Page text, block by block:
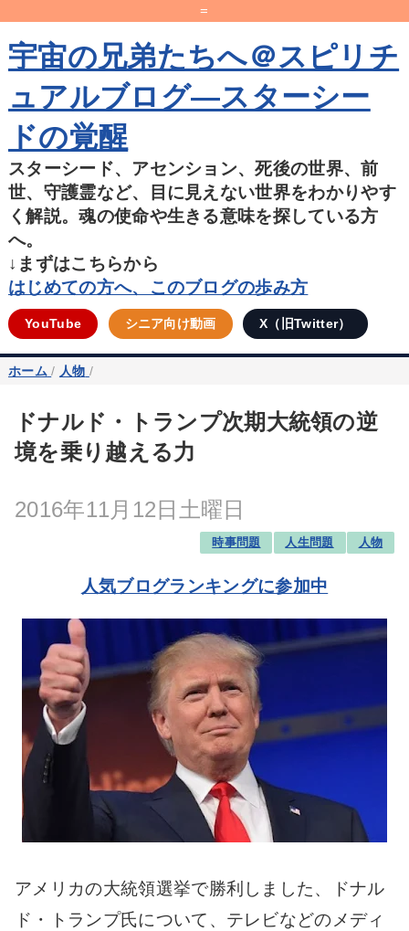
=
宇宙の兄弟たちへ＠スピリチ
ュアルブログ―スターシー
ドの覚醒
スターシード、アセンション、死後の世界、前
世、守護霊など、目に見えない世界をわかりやす
く解説。魂の使命や生きる意味を探している方
へ。
↓まずはこちらから
はじめての方へ、このブログの歩み方
YouTube シニア向け動画 X（旧Twitter）
ホーム / 人物 /
ドナルド・トランプ次期大統領の逆
境を乗り越える力
2016年11月12日土曜日
時事問題 人生問題 人物
人気ブログランキングに参加中
アメリカの大統領選挙で勝利しました、ドナル
ド・トランプ氏について、テレビなどのメディ